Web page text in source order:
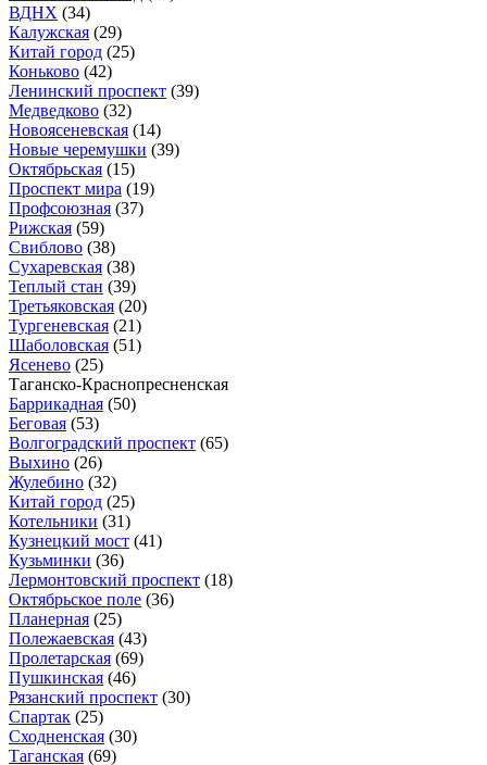
ВДНХ (34)
Калужская (29)
Китай город (25)
Коньково (42)
Ленинский проспект (39)
Медведково (32)
Новоясеневская (14)
Новые черемушки (39)
Октябрьская (15)
Проспект мира (19)
Профсоюзная (37)
Рижская (59)
Свиблово (38)
Сухаревская (38)
Теплый стан (39)
Третьяковская (20)
Тургеневская (21)
Шаболовская (51)
Ясенево (25)
Таганско-Краснопресненская
Баррикадная (50)
Беговая (53)
Волгоградский проспект (65)
Выхино (26)
Жулебино (32)
Китай город (25)
Котельники (31)
Кузнецкий мост (41)
Кузьминки (36)
Лермонтовский проспект (18)
Октябрьское поле (36)
Планерная (25)
Полежаевская (43)
Пролетарская (69)
Пушкинская (46)
Рязанский проспект (30)
Спартак (25)
Сходненская (30)
Таганская (69)